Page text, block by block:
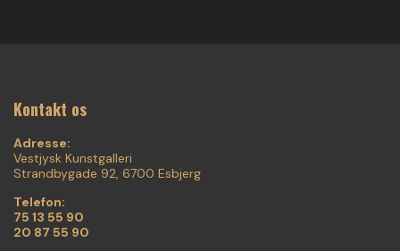
Kontakt os
Adresse:
Vestjysk Kunstgalleri
Strandbygade 92, 6700 Esbjerg
Telefon:
75 13 55 90
20 87 55 90